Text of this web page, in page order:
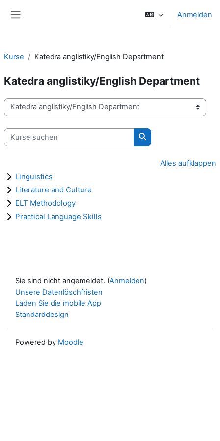
Anmelden
Kurse Katedra anglistiky/English Department
Katedra anglistiky/English Department
Kursbereiche
Kurse suchen
Kurse suchen
Alles aufklappen
Linguistics
Literature and Culture
ELT Methodology
Practical Language Skills
Sie sind nicht angemeldet. (Anmelden)
Unsere Datenlöschfristen
Laden Sie die mobile App
Standarddesign
Powered by Moodle